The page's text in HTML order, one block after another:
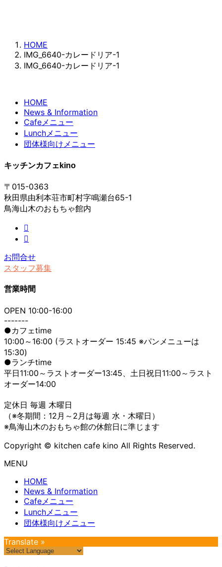
HOME
IMG_6640-カレードリア-1
IMG_6640-カレードリア-1
HOME
News & Information
Cafeメニュー
Lunchメニュー
団体様向けメニュー
キッチンカフェkino
〒015-0363
秋田県由利本荘市町村字鳴瀬台65-1
鳥海山木のおもちゃ館内
お問合せ
スタッフ募集
営業時間
OPEN 10:00-16:00
-------
●カフェtime
10:00～16:00 (ラストオーダー 15:45 ※パンメニューは
15:30)
●ランチtime
平日11:00～ラストオーダー13:45、土日祝日11:00～ラスト
オーダー14:00
定休日 毎週 木曜日
（※冬期間：12月～2月は毎週 水・木曜日）
※鳥海山木のおもちゃ館の休館日に準じます
Copyright © kitchen cafe kino All Rights Reserved.
MENU
HOME
News & Information
Cafeメニュー
Lunchメニュー
団体様向けメニュー
Translate »